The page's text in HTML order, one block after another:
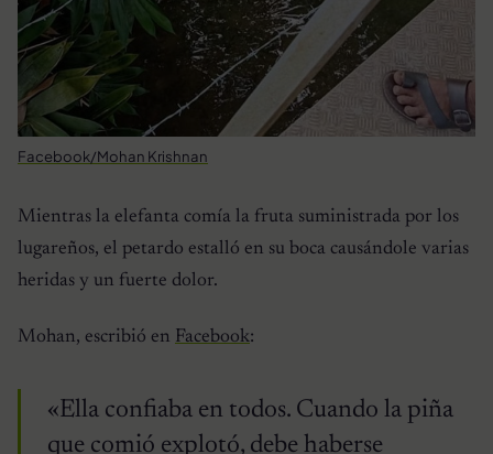
Facebook/Mohan Krishnan
Mientras la elefanta comía la fruta suministrada por los
lugareños, el petardo estalló en su boca causándole varias
heridas y un fuerte dolor.
Mohan, escribió en Facebook:
«Ella confiaba en todos. Cuando la piña
que comió explotó, debe haberse